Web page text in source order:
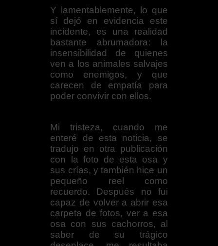
Y lamentablemente, lo que
sí dejó en evidencia este
incidente, es una realidad
bastante abrumadora: la
insensibilidad de quienes
ven a los animales salvajes
como enemigos, y que
carecen de empatía para
poder convivir con ellos.
Mi tristeza, cuando me
enteré de esta noticia, se
tradujo en otra publicación
con la foto de esta osa y
sus crías, y también hice un
pequeño reel como
recuerdo. Después no fui
capaz de volver a abrir esa
carpeta de fotos, ver a esa
osa con sus cachorros, al
saber de su trágico